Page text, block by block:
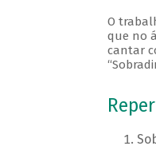
O
que no
cantar